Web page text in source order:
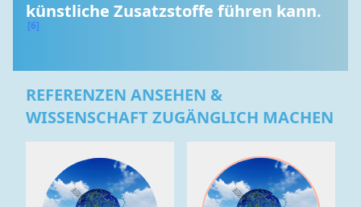
[6]
REFERENZEN ANSEHEN &
WISSENSCHAFT ZUGÄNGLICH MACHEN